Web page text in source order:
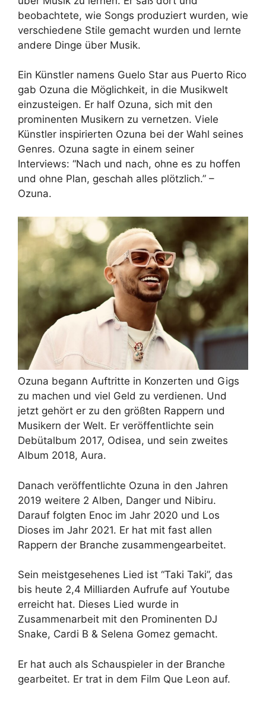
beobachtete, wie Songs produziert wurden, wie
verschiedene Stile gemacht wurden und lernte
andere Dinge über Musik.
Ein Künstler namens Guelo Star aus Puerto Rico
gab Ozuna die Möglichkeit, in die Musikwelt
einzusteigen. Er half Ozuna, sich mit den
prominenten Musikern zu vernetzen. Viele
Künstler inspirierten Ozuna bei der Wahl seines
Genres. Ozuna sagte in einem seiner
Interviews: “Nach und nach, ohne es zu hoffen
und ohne Plan, geschah alles plötzlich.” –
Ozuna.
Ozuna begann Auftritte in Konzerten und Gigs
zu machen und viel Geld zu verdienen. Und
jetzt gehört er zu den größten Rappern und
Musikern der Welt. Er veröffentlichte sein
Debütalbum 2017, Odisea, und sein zweites
Album 2018, Aura.
Danach veröffentlichte Ozuna in den Jahren
2019 weitere 2 Alben, Danger und Nibiru.
Darauf folgten Enoc im Jahr 2020 und Los
Dioses im Jahr 2021. Er hat mit fast allen
Rappern der Branche zusammengearbeitet.
Sein meistgesehenes Lied ist “Taki Taki”, das
bis heute 2,4 Milliarden Aufrufe auf Youtube
erreicht hat. Dieses Lied wurde in
Zusammenarbeit mit den Prominenten DJ
Snake, Cardi B & Selena Gomez gemacht.
Er hat auch als Schauspieler in der Branche
gearbeitet. Er trat in dem Film Que Leon auf.